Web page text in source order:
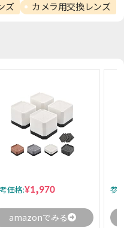
ズ カメラ用交換レンズ
価格:¥1,970
amazonでみる
参